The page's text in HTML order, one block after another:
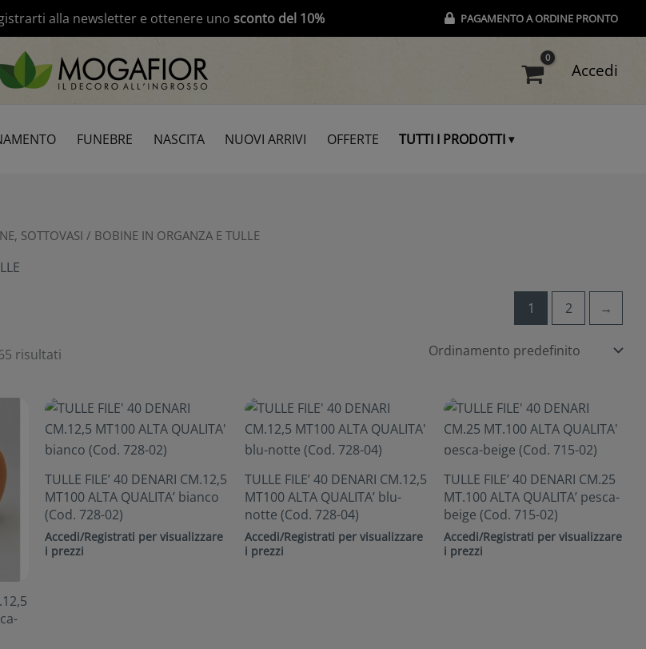
alla newsletter e ottenere uno sconto del 10% PAGAMENTO A ORDINE PRONTO
Accedi
FUNEBRE NASCITA NUOVI ARRIVI OFFERTE TUTTI I PRODOTTI
SOTTOVASI / BOBINE IN ORGANZA E TULLE
1 2 →
risultati
TULLE FILE’ 40 DENARI CM.12,5
MT100 ALTA QUALITA’ bianco
(Cod. 728-02)
Accedi/Registrati per visualizzare
i prezzi
TULLE FILE’ 40 DENARI CM.12,5
MT100 ALTA QUALITA’ blu-
notte (Cod. 728-04)
Accedi/Registrati per visualizzare
i prezzi
TULLE FILE’ 40 DENARI CM.25
MT.100 ALTA QUALITA’ pesca-
beige (Cod. 715-02)
Accedi/Registrati per visualizzare
i prezzi